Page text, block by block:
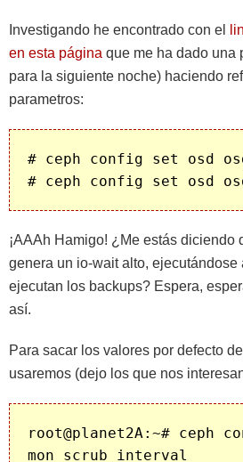
Investigando he encontrado con el
en esta página que me ha dado una
para la siguiente noche) haciendo
parametros:
# ceph config set osd
¡AAAh Hamigo! ¿Me estás diciendo
genera un io-wait alto, ejecutándose
ejecutan los backups? Espera,
así.
Para sacar los valores por defecto
usaremos (dejo los que nos
root@planet2A:~# ceph
mon_scrub_interval